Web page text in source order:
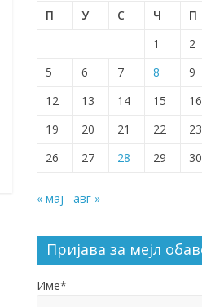
П
У С Ч П
1
2
5
6 7 8 9
12
13 14 15 16
19
20 21 22 23
26
27 28 29 30
« мај авг »
Пријава за мејл
Име*